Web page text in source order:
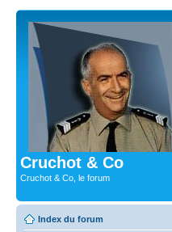
Cruchot & Co
Cruchot & Co, le forum
Index du forum